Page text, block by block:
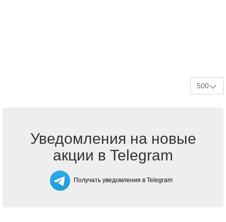
500
Уведомления на новые
акции в Telegram
Получать уведомления в Telegram